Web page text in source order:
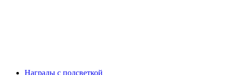
Награды с подсветкой